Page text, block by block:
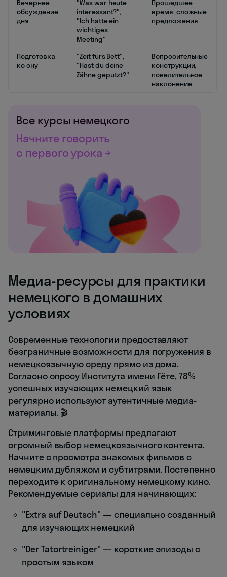
Вечернее
обсуждение
дня
"Was war heute
interessant?",
"Ich hatte ein
wichtiges
Meeting"
Прошедшее
время, сложные
предложения
Подготовка
ко сну
"Zeit fürs Bett",
"Hast du deine
Zähne geputzt?"
Вопросительные
конструкции,
повелительное
наклонение
Все курсы немецкого
Начните говорить
с первого урока →
Медиа-ресурсы для практики
немецкого в домашних
условиях
Современные технологии предоставляют
безграничные возможности для погружения в
немецкоязычную среду прямо из дома.
Согласно опросу Института имени Гёте, 78%
успешных изучающих немецкий язык
регулярно используют аутентичные медиа-
материалы. 🎬
Стриминговые платформы предлагают
огромный выбор немецкоязычного контента.
Начните с просмотра знакомых фильмов с
немецким дубляжом и субтитрами. Постепенно
переходите к оригинальному немецкому кино.
Рекомендуемые сериалы для начинающих:
"Extra auf Deutsch" — специально созданный
для изучающих немецкий
"Der Tatortreiniger" — короткие эпизоды с
простым языком